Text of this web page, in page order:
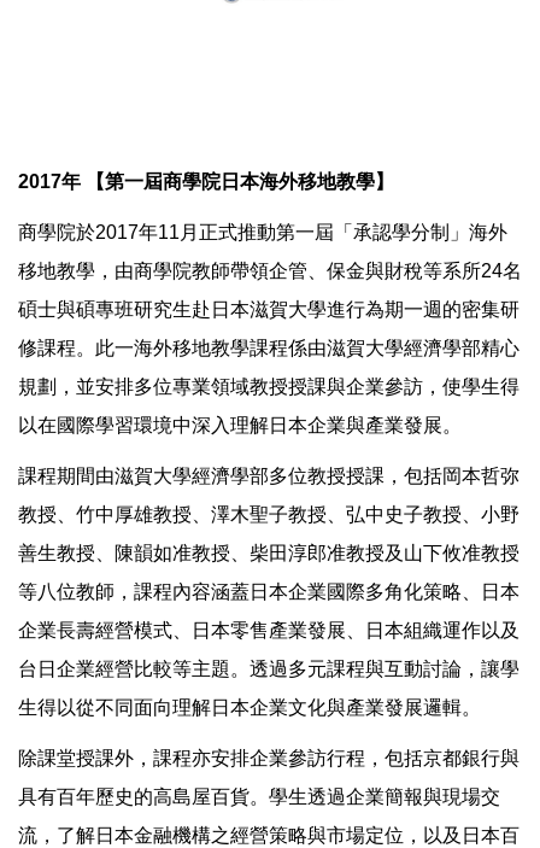
2017年 【第一屆商學院日本海外移地教學】
商學院於2017年11月正式推動第一屆「承認學分制」海外
移地教學，由商學院教師帶領企管、保金與財稅等系所24名
碩士與碩專班研究生赴日本滋賀大學進行為期一週的密集研
修課程。此一海外移地教學課程係由滋賀大學經濟學部精心
規劃，並安排多位專業領域教授授課與企業參訪，使學生得
以在國際學習環境中深入理解日本企業與產業發展。
課程期間由滋賀大學經濟學部多位教授授課，包括岡本哲弥
教授、竹中厚雄教授、澤木聖子教授、弘中史子教授、小野
善生教授、陳韻如准教授、柴田淳郎准教授及山下攸准教授
等八位教師，課程內容涵蓋日本企業國際多角化策略、日本
企業長壽經營模式、日本零售產業發展、日本組織運作以及
台日企業經營比較等主題。透過多元課程與互動討論，讓學
生得以從不同面向理解日本企業文化與產業發展邏輯。
除課堂授課外，課程亦安排企業參訪行程，包括京都銀行與
具有百年歷史的高島屋百貨。學生透過企業簡報與現場交
流，了解日本金融機構之經營策略與市場定位，以及日本百